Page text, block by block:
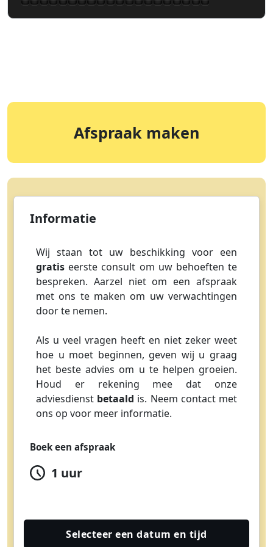
Afspraak maken
Informatie
Wij staan tot uw beschikking voor een
gratis eerste consult om uw behoeften te
bespreken. Aarzel niet om een afspraak
met ons te maken om uw verwachtingen
door te nemen.
Als u veel vragen heeft en niet zeker weet
hoe u moet beginnen, geven wij u graag
het beste advies om u te helpen groeien.
Houd er rekening mee dat onze
adviesdienst betaald is. Neem contact met
ons op voor meer informatie.
Boek een afspraak
1 uur
Selecteer een datum en tijd